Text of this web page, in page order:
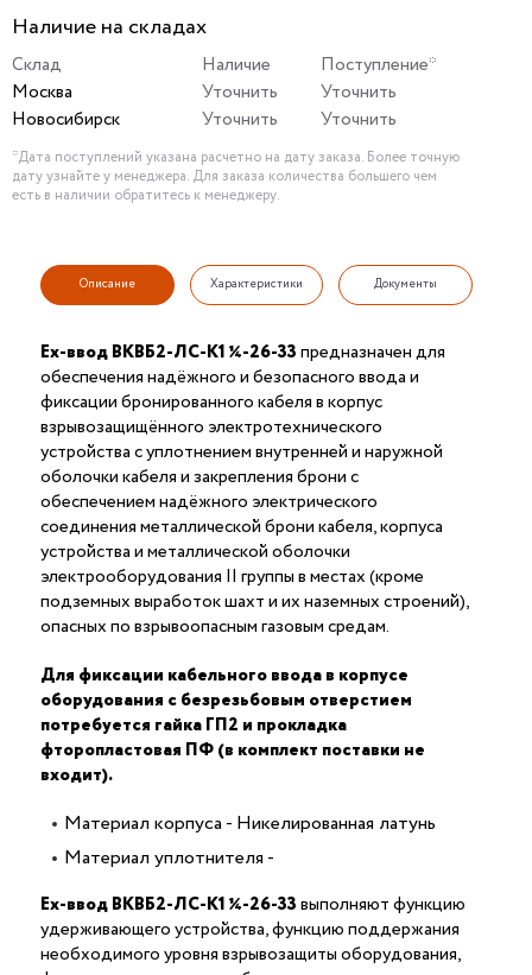
Наличие на складах
Склад Наличие
Поступление*
Москва
Уточнить
Уточнить
Новосибирск
Уточнить Уточнить
*Дата поступлений указана расчетно на дату заказа. Более точную
дату узнайте у менеджера. Для заказа количества большего чем
есть в наличии обратитесь к менеджеру.
Описание Характеристики Документы
Ех-ввод ВКВБ2-ЛС-К1 ¼-26-33предназначен для
обеспечения надёжного и безопасного ввода и
фиксации бронированного кабеля в корпус
взрывозащищённого электротехнического
устройства с уплотнением внутренней и наружной
оболочки кабеля и закрепления брони с
обеспечением надёжного электрического
соединения металлической брони кабеля, корпуса
устройства и металлической оболочки
электрооборудования II группы в местах (кроме
подземных выработок шахт и их наземных строений),
опасных по взрывоопасным газовым средам.
Для фиксации кабельного ввода в корпусе
оборудования с безрезьбовым отверстием
потребуется гайка ГП2 и прокладка
фторопластовая ПФ (в комплект поставки не
входит).
Материал корпуса - Никелированная латунь
Материал уплотнителя -
Ех-ввод ВКВБ2-ЛС-К1 ¼-26-33выполняют функцию
удерживающего устройства, функцию поддержания
необходимого уровня взрывозащиты оборудования,